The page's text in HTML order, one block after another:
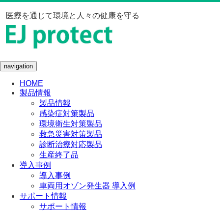
医療を通じて環境と人々の健康を守る
navigation
HOME
製品情報
製品情報
感染症対策製品
環境衛生対策製品
救急災害対策製品
診断治療対応製品
生産終了品
導入事例
導入事例
車両用オゾン発生器 導入例
サポート情報
サポート情報